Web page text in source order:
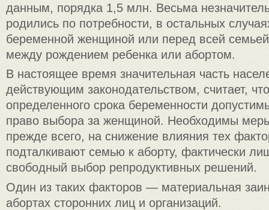
данным, порядка 1,5 млн. Весьма
родились по потребности, в остальных
беременной женщиной или перед всей
между рождением ребенка или абортом.
В настоящее время значительная часть
действующим законодательством, считает,
определенного срока беременности
право выбора за женщиной. Необходимы
прежде всего, на снижение влияния тех
подталкивают семью к аборту, фактически
свободный выбор репродуктивных решений.
Один из таких факторов — материальная
абортах сторонних лиц и организаций.